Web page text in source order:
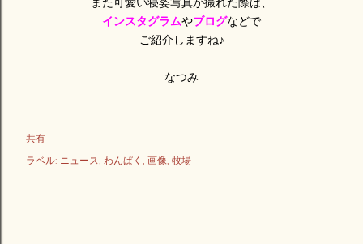
インスタグラムやブログなどで
ご紹介しますね♪
なつみ
共有
ラベル: ニュース わんぱく 画像 牧場